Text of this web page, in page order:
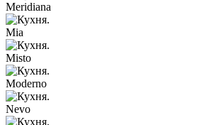
Meridiana
Mia
Misto
Moderno
Nevo